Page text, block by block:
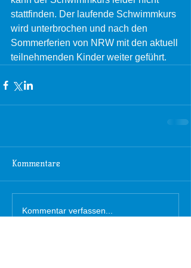
stattfinden. Der laufende Schwimmkurs
wird unterbrochen und nach den
Sommerferien von NRW mit den aktuell
teilnehmenden Kinder weiter geführt.
Kommentare
Kommentar verfassen...